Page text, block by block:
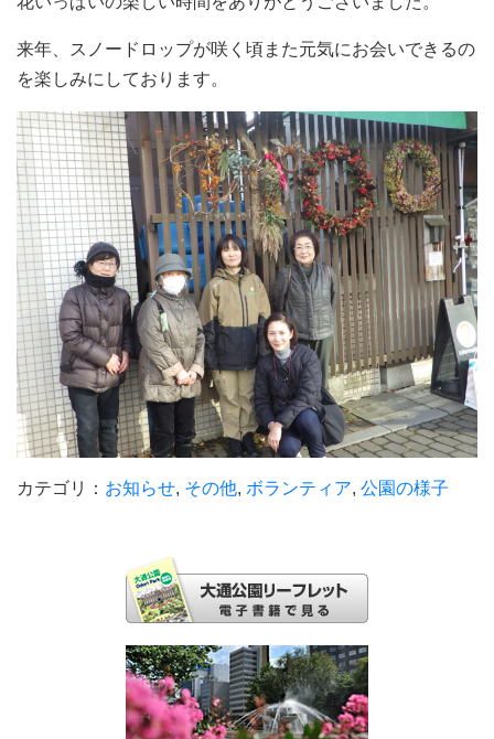
来年、スノードロップが咲く頃また元気にお会いできるの
を楽しみにしております。
カテゴリ： お知らせ, その他, ボランティア, 公園の様子